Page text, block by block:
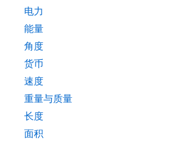
电力
能量
角度
货币
速度
重量与质量
长度
面积